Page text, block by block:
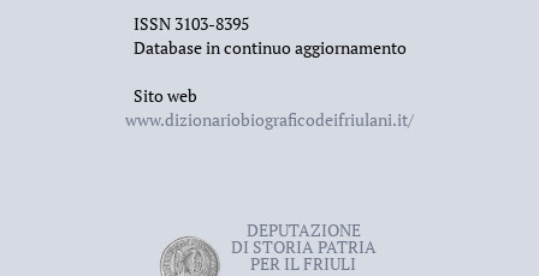
ISSN 3103-8395
Database in continuo aggiornamento
Sito web
www.dizionariobiograficodeifriulani.it/
DEPUTAZIONE
DI STORIA PATRIA
PER IL FRIULI